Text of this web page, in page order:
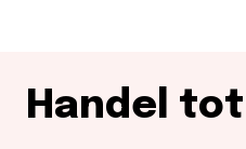
Handel